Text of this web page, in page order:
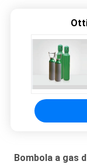
Bombola a gas